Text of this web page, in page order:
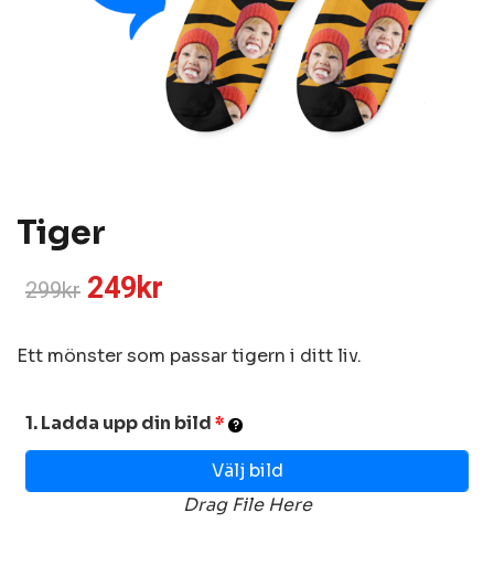
Tiger
299kr 249kr
Ett mönster som passar tigern i ditt liv.
1. Ladda upp din bild*
Välj bild
Drag File Here